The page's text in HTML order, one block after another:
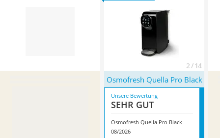
2 / 14
Osmofresh Quella Pro Black
Unsere Bewertung
SEHR GUT
Osmofresh Quella Pro Black
08/2026